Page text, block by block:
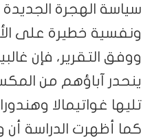
سياسة الهجرة
ونفسية خطيرة على
ووفق التقرير، فإن
تليها غواتيمالا
كما أظهرت الدراسة